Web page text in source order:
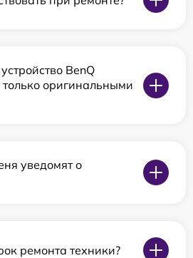
BenQ
оригинальными
уведомят о
ремонта техники?